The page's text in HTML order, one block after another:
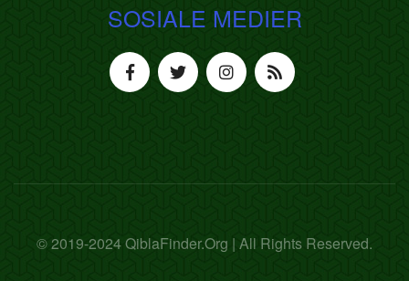
SOSIALE MEDIER
© 2019-2024 QiblaFinder.Org | All Rights Reserved.